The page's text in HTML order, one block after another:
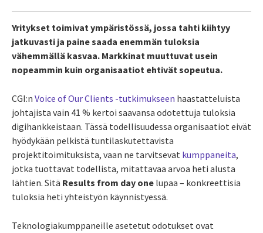
Yritykset toimivat ympäristössä, jossa tahti kiihtyy
jatkuvasti ja paine saada enemmän tuloksia
vähemmällä kasvaa. Markkinat muuttuvat usein
nopeammin kuin organisaatiot ehtivät sopeutua.
CGI:n Voice of Our Clients -tutkimukseen haastatteluista
johtajista vain 41 % kertoi saavansa odotettuja tuloksia
digihankkeistaan. Tässä todellisuudessa organisaatiot eivät
hyödykään pelkistä tuntilaskutettavista
projektitoimituksista, vaan ne tarvitsevat kumppaneita,
jotka tuottavat todellista, mitattavaa arvoa heti alusta
lähtien. Sitä Results from day one lupaa – konkreettisia
tuloksia heti yhteistyön käynnistyessä.
Teknologiakumppaneille asetetut odotukset ovat